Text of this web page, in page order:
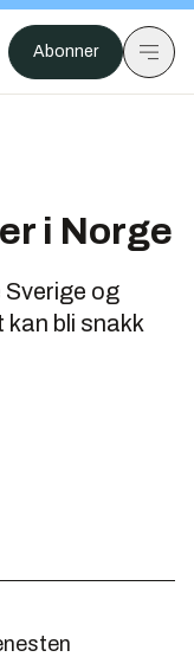
Abonner
i Norge
og
kan bli snakk